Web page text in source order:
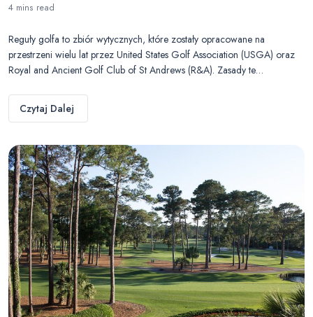
4 mins read
Reguły golfa to zbiór wytycznych, które zostały opracowane na
przestrzeni wielu lat przez United States Golf Association (USGA) oraz
Royal and Ancient Golf Club of St Andrews (R&A). Zasady te…
Czytaj Dalej